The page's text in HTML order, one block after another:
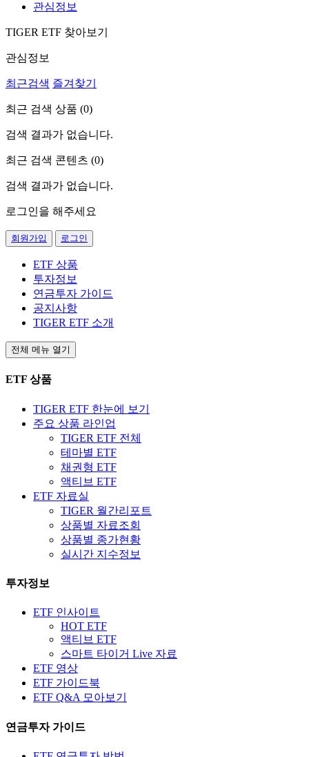
관심정보
TIGER ETF 찾아보기
관심정보
최근검색 즐겨찾기
최근 검색 상품 (0)
검색 결과가 없습니다.
최근 검색 콘텐츠 (0)
검색 결과가 없습니다.
로그인을 해주세요
회원가입 로그인
ETF 상품
투자정보
연금투자 가이드
공지사항
TIGER ETF 소개
전체 메뉴 열기
ETF 상품
TIGER ETF 한눈에 보기
주요 상품 라인업
TIGER ETF 전체
테마별 ETF
채권형 ETF
액티브 ETF
ETF 자료실
TIGER 월간리포트
상품별 자료조회
상품별 종가현황
실시간 지수정보
투자정보
ETF 인사이트
HOT ETF
액티브 ETF
스마트 타이거 Live 자료
ETF 영상
ETF 가이드북
ETF Q&A 모아보기
연금투자 가이드